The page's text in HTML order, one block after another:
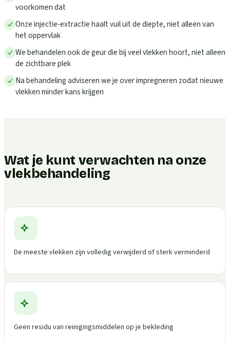
voorkomen dat
Onze injectie-extractie haalt vuil uit de diepte, niet alleen van
het oppervlak
We behandelen ook de geur die bij veel vlekken hoort, niet alleen
de zichtbare plek
Na behandeling adviseren we je over impregneren zodat nieuwe
vlekken minder kans krijgen
Wat je kunt verwachten na onze
vlekbehandeling
De meeste vlekken zijn volledig verwijderd of sterk verminderd
Geen residu van reinigingsmiddelen op je bekleding